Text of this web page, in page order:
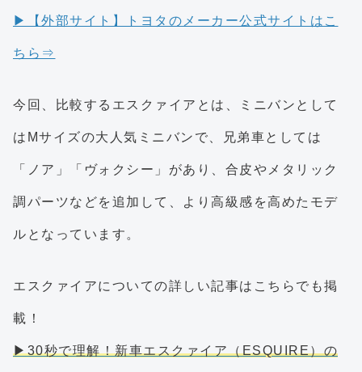
▶【外部サイト】トヨタのメーカー公式サイトはこ
ちら⇒
今回、比較するエスクァイアとは、ミニバンとして
はMサイズの大人気ミニバンで、兄弟車としては
「ノア」「ヴォクシー」があり、合皮やメタリック
調パーツなどを追加して、より高級感を高めたモデ
ルとなっています。
エスクァイアについての詳しい記事はこちらでも掲
載！
▶30秒で理解！新車エスクァイア（ESQUIRE）の